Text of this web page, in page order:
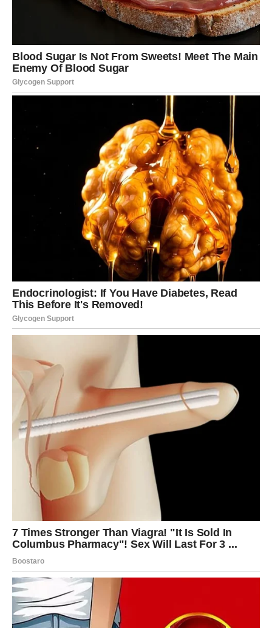
da se sve sjedini.
5. Priprema Kalupe za Mafine:
Kalupe za mafine namažite maslinovim uljem kako
biste spriječili lijepljenje.
Ubacite smesu u čaše za mafine, ravnomjerno
rasporedite između njih.
6. Pečenje:
Pecite mafine u rerni 15 minuta, ili dok ne porumene i
ne budu pečeni.
7. Hlađenje i Posluživanje:
Ostavite mafine da se malo ohlade u plehu prije nego
Mafine od tikvica poslužite tople i uživajte.
Pojačivači Okusa:
Razmislite o dodavanju svežeg začinskog bilja poput
bosiljka ili timijana u smjesu za dodatno pojačanje okusa.
Takođe, za još bogatiji ukus, možete dodati pola šolje
naribanog parmezana ili cheddar sira u tijesto prije
pečenja.
Prijedlozi za Posluživanje:
Mafini od tikvica su odlični sami kao brza užina ili u
kombinaciji sa svježom salatom za lagani ručak. Takođe,
čine odličan prilog za večeru, savršeno nadopunjujući
glavna jela poput piletine na žaru ili ribe.
Ovi mafini su jednostavni za pripremu, izuzetno hranljivi i
nevjerojatno ukusni. Uživajte u svakom zalogaju i
dopustite da vas osvoji njihov jedinstven spoj okusa i